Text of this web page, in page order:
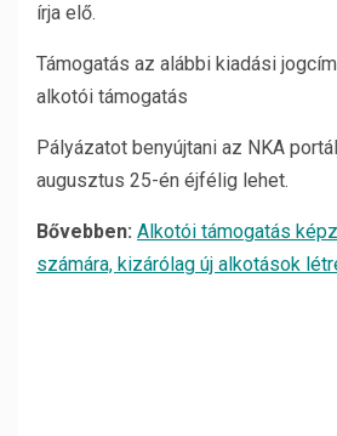
írja elő.
Támogatás az alábbi kiadási
alkotói támogatás
Pályázatot benyújtani az NKA
augusztus 25-én éjfélig lehet.
Bővebben: Alkotói támogatás
számára, kizárólag új alkotások